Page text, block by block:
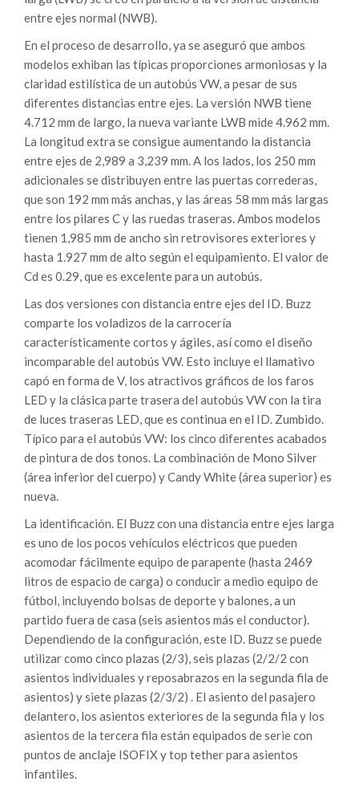
entre ejes normal (NWB).
En el proceso de desarrollo, ya se aseguró que ambos
modelos exhiban las típicas proporciones armoniosas y la
claridad estilística de un autobús VW, a pesar de sus
diferentes distancias entre ejes. La versión NWB tiene
4.712 mm de largo, la nueva variante LWB mide 4.962 mm.
La longitud extra se consigue aumentando la distancia
entre ejes de 2,989 a 3,239 mm. A los lados, los 250 mm
adicionales se distribuyen entre las puertas correderas,
que son 192 mm más anchas, y las áreas 58 mm más largas
entre los pilares C y las ruedas traseras. Ambos modelos
tienen 1,985 mm de ancho sin retrovisores exteriores y
hasta 1.927 mm de alto según el equipamiento. El valor de
Cd es 0.29, que es excelente para un autobús.
Las dos versiones con distancia entre ejes del ID. Buzz
comparte los voladizos de la carrocería
característicamente cortos y ágiles, así como el diseño
incomparable del autobús VW. Esto incluye el llamativo
capó en forma de V, los atractivos gráficos de los faros
LED y la clásica parte trasera del autobús VW con la tira
de luces traseras LED, que es continua en el ID. Zumbido.
Típico para el autobús VW: los cinco diferentes acabados
de pintura de dos tonos. La combinación de Mono Silver
(área inferior del cuerpo) y Candy White (área superior) es
nueva.
La identificación. El Buzz con una distancia entre ejes larga
es uno de los pocos vehículos eléctricos que pueden
acomodar fácilmente equipo de parapente (hasta 2469
litros de espacio de carga) o conducir a medio equipo de
fútbol, incluyendo bolsas de deporte y balones, a un
partido fuera de casa (seis asientos más el conductor).
Dependiendo de la configuración, este ID. Buzz se puede
utilizar como cinco plazas (2/3), seis plazas (2/2/2 con
asientos individuales y reposabrazos en la segunda fila de
asientos) y siete plazas (2/3/2) . El asiento del pasajero
delantero, los asientos exteriores de la segunda fila y los
asientos de la tercera fila están equipados de serie con
puntos de anclaje ISOFIX y top tether para asientos
infantiles.